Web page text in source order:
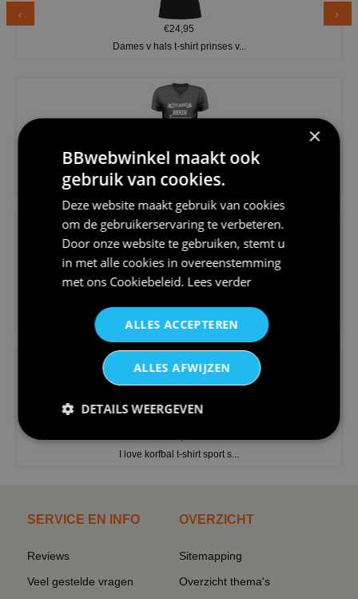
€24,95
Dames v hals t-shirt prinses v...
€24,95
Koningsdag shirt heren v-hals ...
I love korfbal t-shirt sport s...
SERVICE EN INFO
Reviews
Veel gestelde vragen
OVERZICHT
Sitemapping
Overzicht thema's
×
BBwebwinkel maakt ook
gebruik van cookies.
Deze website maakt gebruik van cookies
om de gebruikerservaring te verbeteren.
Door onze website te gebruiken, stemt u
in met alle cookies in overeenstemming
met ons Cookiebeleid. Lees verder
ALLES ACCEPTEREN
ALLES AFWIJZEN
DETAILS WEERGEVEN